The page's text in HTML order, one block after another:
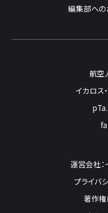
編集部へ
航空
イカロス
運営会社
プライバ
著作権